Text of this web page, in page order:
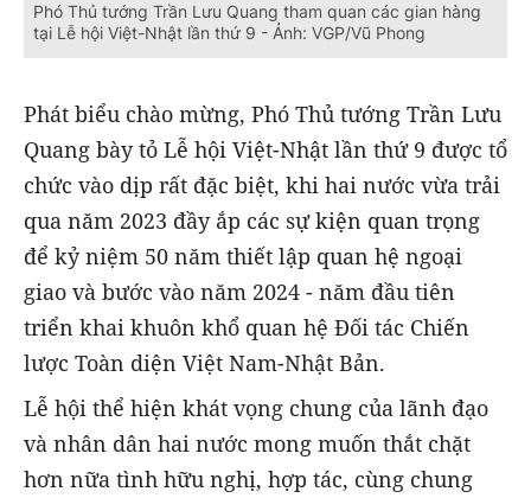
Phó Thủ tướng Trần Lưu Quang tham quan các gian hàng
tại Lễ hội Việt-Nhật lần thứ 9 - Ảnh: VGP/Vũ Phong
Phát biểu chào mừng, Phó Thủ tướng Trần Lưu
Quang bày tỏ Lễ hội Việt-Nhật lần thứ 9 được tổ
chức vào dịp rất đặc biệt, khi hai nước vừa trải
qua năm 2023 đầy ắp các sự kiện quan trọng
để kỷ niệm 50 năm thiết lập quan hệ ngoại
giao và bước vào năm 2024 - năm đầu tiên
triển khai khuôn khổ quan hệ Đối tác Chiến
lược Toàn diện Việt Nam-Nhật Bản.
Lễ hội thể hiện khát vọng chung của lãnh đạo
và nhân dân hai nước mong muốn thắt chặt
hơn nữa tình hữu nghị, hợp tác, cùng chung